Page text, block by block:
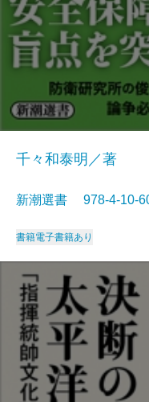
千々和泰明／著
新潮選書 978-4-10-
書籍電子書籍あり